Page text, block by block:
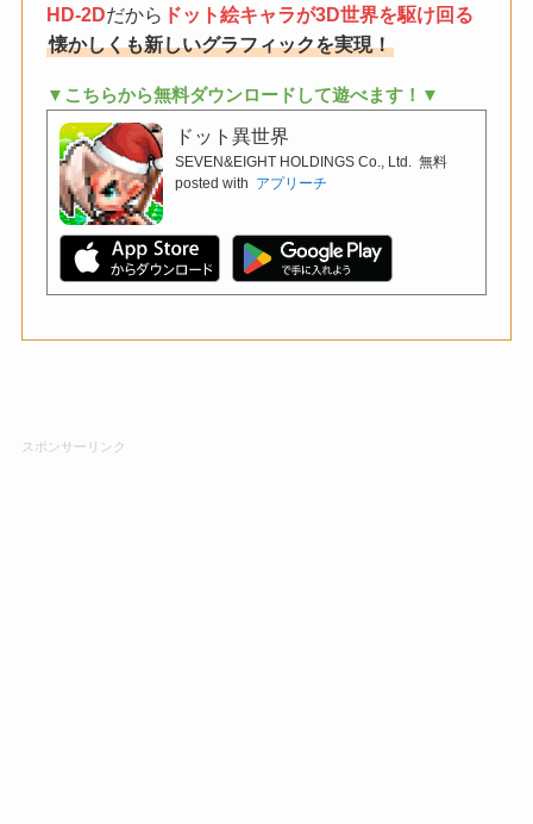
HD-2Dだから ドット絵キャラが3D世界を駆け回る
懐かしくも新しいグラフィックを実現！
▼こちらから無料ダウンロードして遊べます！▼
ドット異世界
SEVEN&EIGHT HOLDINGS Co., Ltd.
無料
posted with アプリーチ
スポンサーリンク